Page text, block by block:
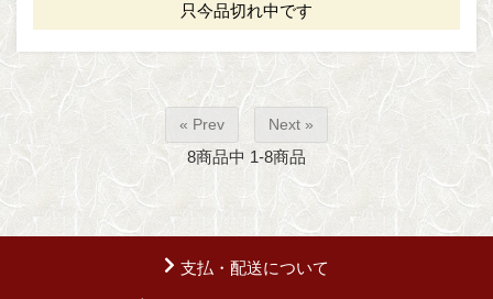
只今品切れ中です
« Prev Next »
8商品中 1-8商品
支払・配送について